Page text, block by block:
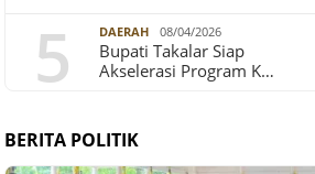
5 DAERAH 08/04/2026
Bupati Takalar Siap
Akselerasi Program K…
BERITA POLITIK